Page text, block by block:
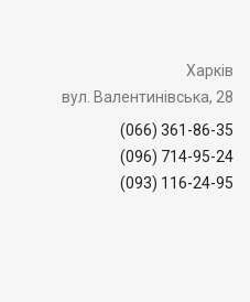
Харків
вул. Валентинівська, 28
(066) 361-86-35
(096) 714-95-24
(093) 116-24-95